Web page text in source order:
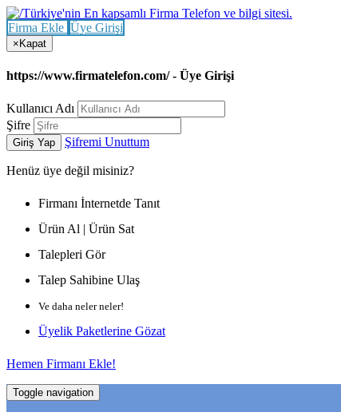
Firma Ekle Üye Girişi
× Kapat
https://www.firmatelefon.com/ - Üye Girişi
Kullanıcı Adı
Şifre
Giriş Yap Şifremi Unuttum
Henüz üye değil misiniz?
Firmanı İnternetde Tanıt
Ürün Al | Ürün Sat
Talepleri Gör
Talep Sahibine Ulaş
Ve daha neler neler!
Üyelik Paketlerine Gözat
Hemen Firmanı Ekle!
Toggle navigation